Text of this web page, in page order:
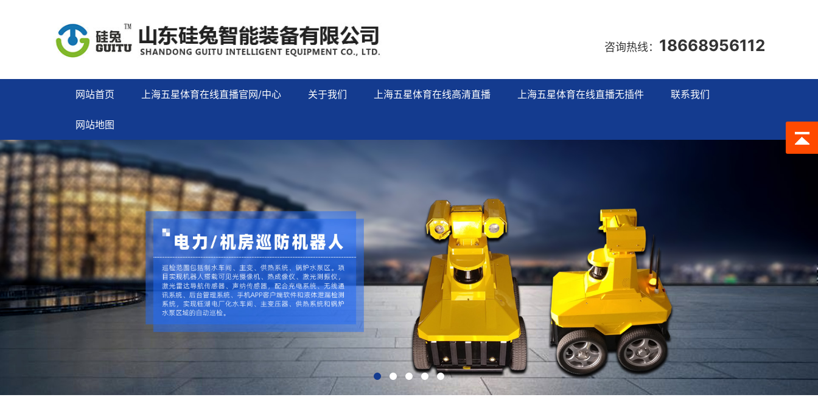
咨询热线： 18668956112
网站首页 上海五星体育在线直播官网/中心 关于我们 上海五星体育在线高清直播 上海五星体育在线直播无插件 联系我们
网站地图